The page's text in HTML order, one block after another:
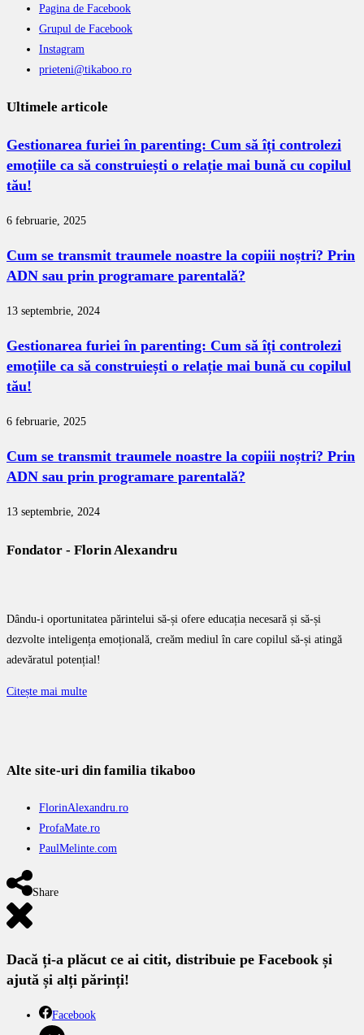
Pagina de Facebook
Grupul de Facebook
Instagram
prieteni@tikaboo.ro
Ultimele articole
Gestionarea furiei în parenting: Cum să îți controlezi
emoțiile ca să construiești o relație mai bună cu copilul
tău!
6 februarie, 2025
Cum se transmit traumele noastre la copiii noștri? Prin
ADN sau prin programare parentală?
13 septembrie, 2024
Gestionarea furiei în parenting: Cum să îți controlezi
emoțiile ca să construiești o relație mai bună cu copilul
tău!
6 februarie, 2025
Cum se transmit traumele noastre la copiii noștri? Prin
ADN sau prin programare parentală?
13 septembrie, 2024
Fondator - Florin Alexandru
Dându-i oportunitatea părintelui să-și ofere educația necesară și să-și
dezvolte inteligența emoțională, creăm mediul în care copilul să-și atingă
adevăratul potențial!
Citește mai multe
Alte site-uri din familia tikaboo
FlorinAlexandru.ro
ProfaMate.ro
PaulMelinte.com
Share
Dacă ți-a plăcut ce ai citit, distribuie pe Facebook și
ajută și alți părinți!
Facebook